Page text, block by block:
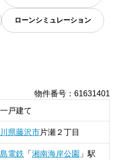
ローンシミュレーション
物件番号 ：61631401
戸建て
県藤沢市片瀬２丁目
電鉄 「 湘南海岸公園 」 駅